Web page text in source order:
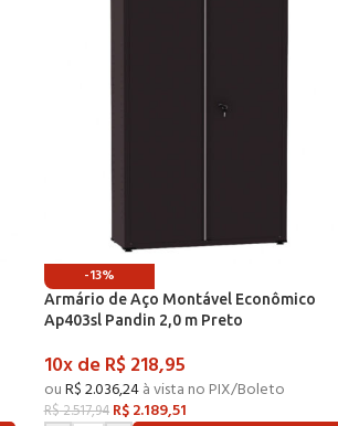
-13%
Armário de Aço Montável Econômico
Ap403sl Pandin 2,0 m Preto
10x deR$218,95
ouR$2.036,24à vista no PIX/Boleto
R$2.517,94 R$2.189,51